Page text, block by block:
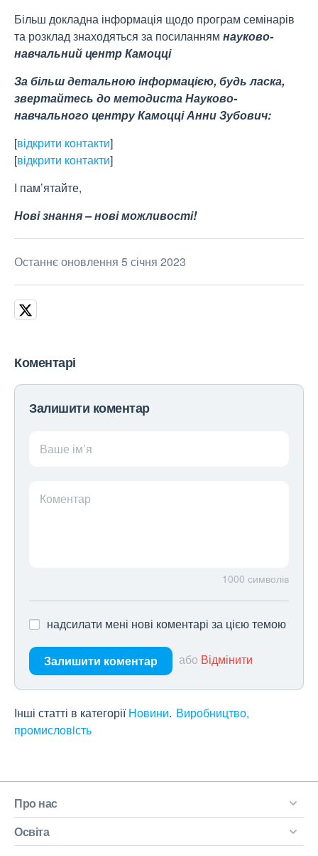
Більш докладна інформація щодо програм семінарів
та розклад знаходяться за посиланням науково-
навчальний центр Камоцці
За більш детальною інформацією, будь ласка,
звертайтесь до методиста Науково-
навчального центру Камоцці Анни Зубович:
[відкрити контакти]
[відкрити контакти]
І пам’ятайте,
Нові знання – нові можливості!
Останнє оновлення 5 січня 2023
Коментарі
Залишити коментар
Ваше ім’я
Коментар
1000 символів
надсилати мені нові коментарі за цією темою
Залишити коментар або Відмінити
Інші статті в категорії Новини Виробництво,
промисловiсть
Про нас
Освіта